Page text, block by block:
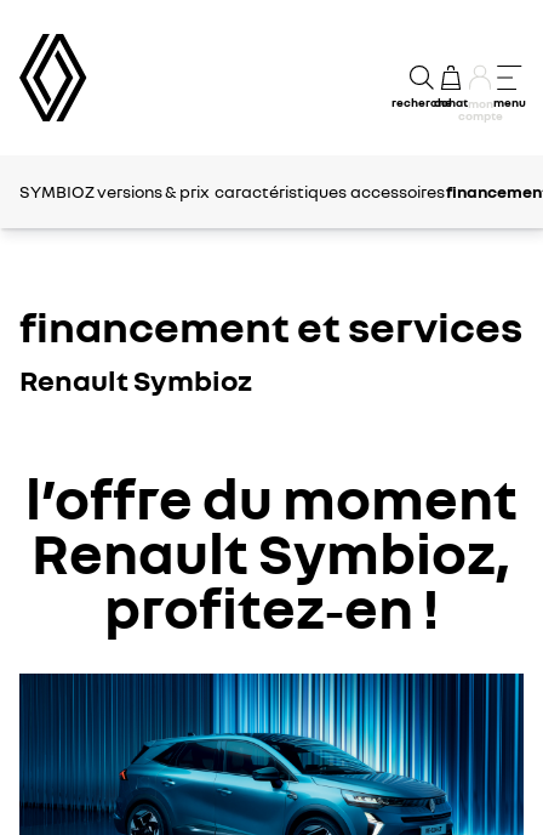
rechercheachatmon
compte
menu
SYMBIOZversions & prix caractéristiquesaccessoires
financement et services
Renault Symbioz
l’offre du moment
Renault Symbioz,
profitez‑en !